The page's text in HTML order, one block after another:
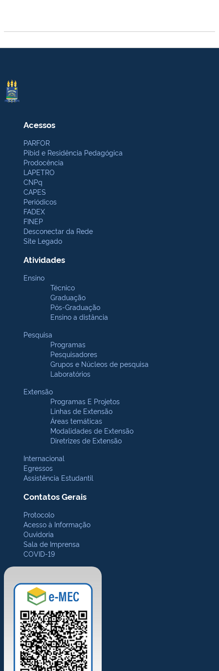
Acessos
PARFOR
Pibid e Residência Pedagógica
Prodocência
LAPETRO
CNPq
CAPES
Periódicos
FADEX
FINEP
Desconectar da Rede
Site Legado
Atividades
Ensino
Técnico
Graduação
Pós-Graduação
Ensino a distância
Pesquisa
Programas
Pesquisadores
Grupos e Núcleos de pesquisa
Laboratórios
Extensão
Programas E Projetos
Linhas de Extensão
Áreas temáticas
Modalidades de Extensão
Diretrizes de Extensão
Internacional
Egressos
Assistência Estudantil
Contatos Gerais
Protocolo
Acesso à Informação
Ouvidoria
Sala de Imprensa
COVID-19